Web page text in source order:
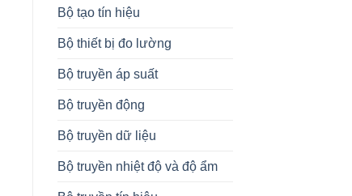
Bộ tạo tín hiệu
Bộ thiết bị đo lường
Bộ truyền áp suất
Bộ truyền động
Bộ truyền dữ liệu
Bộ truyền nhiệt độ và độ ẩm